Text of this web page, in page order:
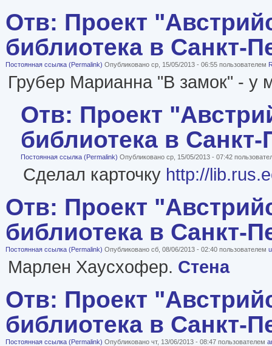
Отв: Проект
библиотека в Санкт-
Постоянная ссылка (Permalink) Опубликовано ср, 15/05/2013 - 06:55 пользователем
Грубер Марианна "В замок" - у
Отв: Проект
библиотека в Санкт-
Постоянная ссылка (Permalink) Опубликовано ср, 15/05/2013 - 07:42
Сделал карточку http://
Отв: Проект
библиотека в Санкт-
Постоянная ссылка (Permalink) Опубликовано сб, 08/06/2013 - 02:40 пользователем
Марлен Хаусхофер. Стена
Отв: Проект
библиотека в Санкт-
Постоянная ссылка (Permalink) Опубликовано чт, 13/06/2013 - 08:47 пользователем